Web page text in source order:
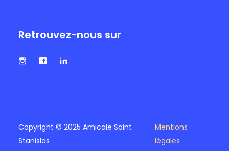
Retrouvez-nous sur
Copyright © 2025 Amicale Saint
Stanislas
Mentions
légales